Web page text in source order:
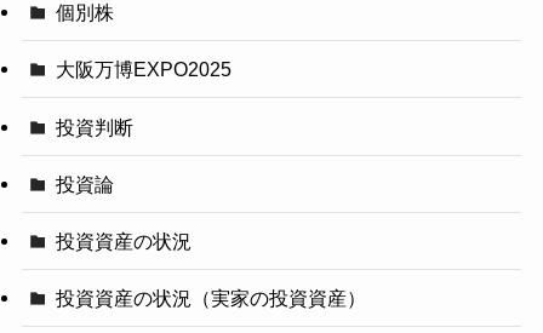
個別株
大阪万博EXPO2025
投資判断
投資論
投資資産の状況
投資資産の状況（実家の投資資産）